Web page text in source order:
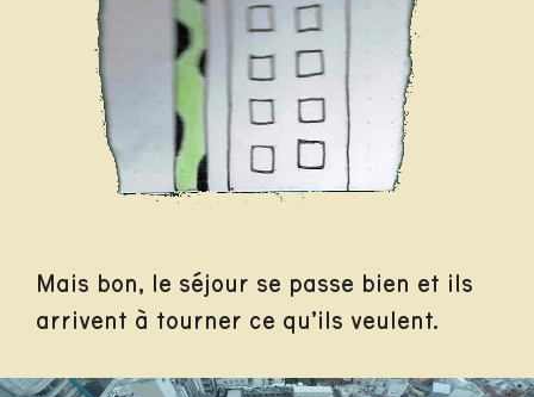
Mais bon, le séjour se passe bien et ils
arrivent à tourner ce qu’ils veulent.